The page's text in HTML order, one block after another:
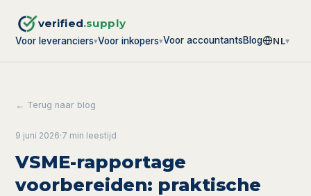
verified.supply
Voor leveranciers▾Voor inkopers▾Voor accountantsBlog NL▾
← Terug naar blog
9 juni 2026·7 min leestijd
VSME-rapportage
voorbereiden: praktische